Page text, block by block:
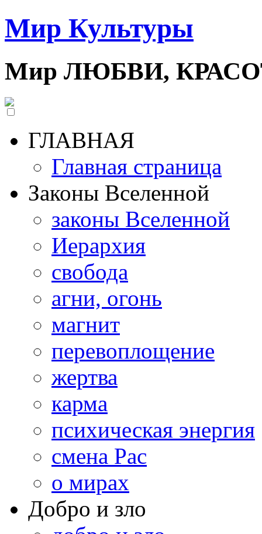
Мир Культуры
Мир ЛЮБВИ,
ГЛАВНАЯ
Главная страница
Законы Вселенной
законы Вселенной
Иерархия
свобода
агни, огонь
магнит
перевоплощение
жертва
карма
психическая энергия
смена Рас
о мирах
Добро и зло